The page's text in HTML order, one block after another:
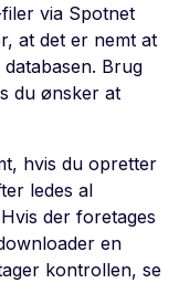
via Spotnet
at det er nemt at
Brug
du ønsker at
hvis du opretter
ledes al
der foretages
en
kontrollen, se